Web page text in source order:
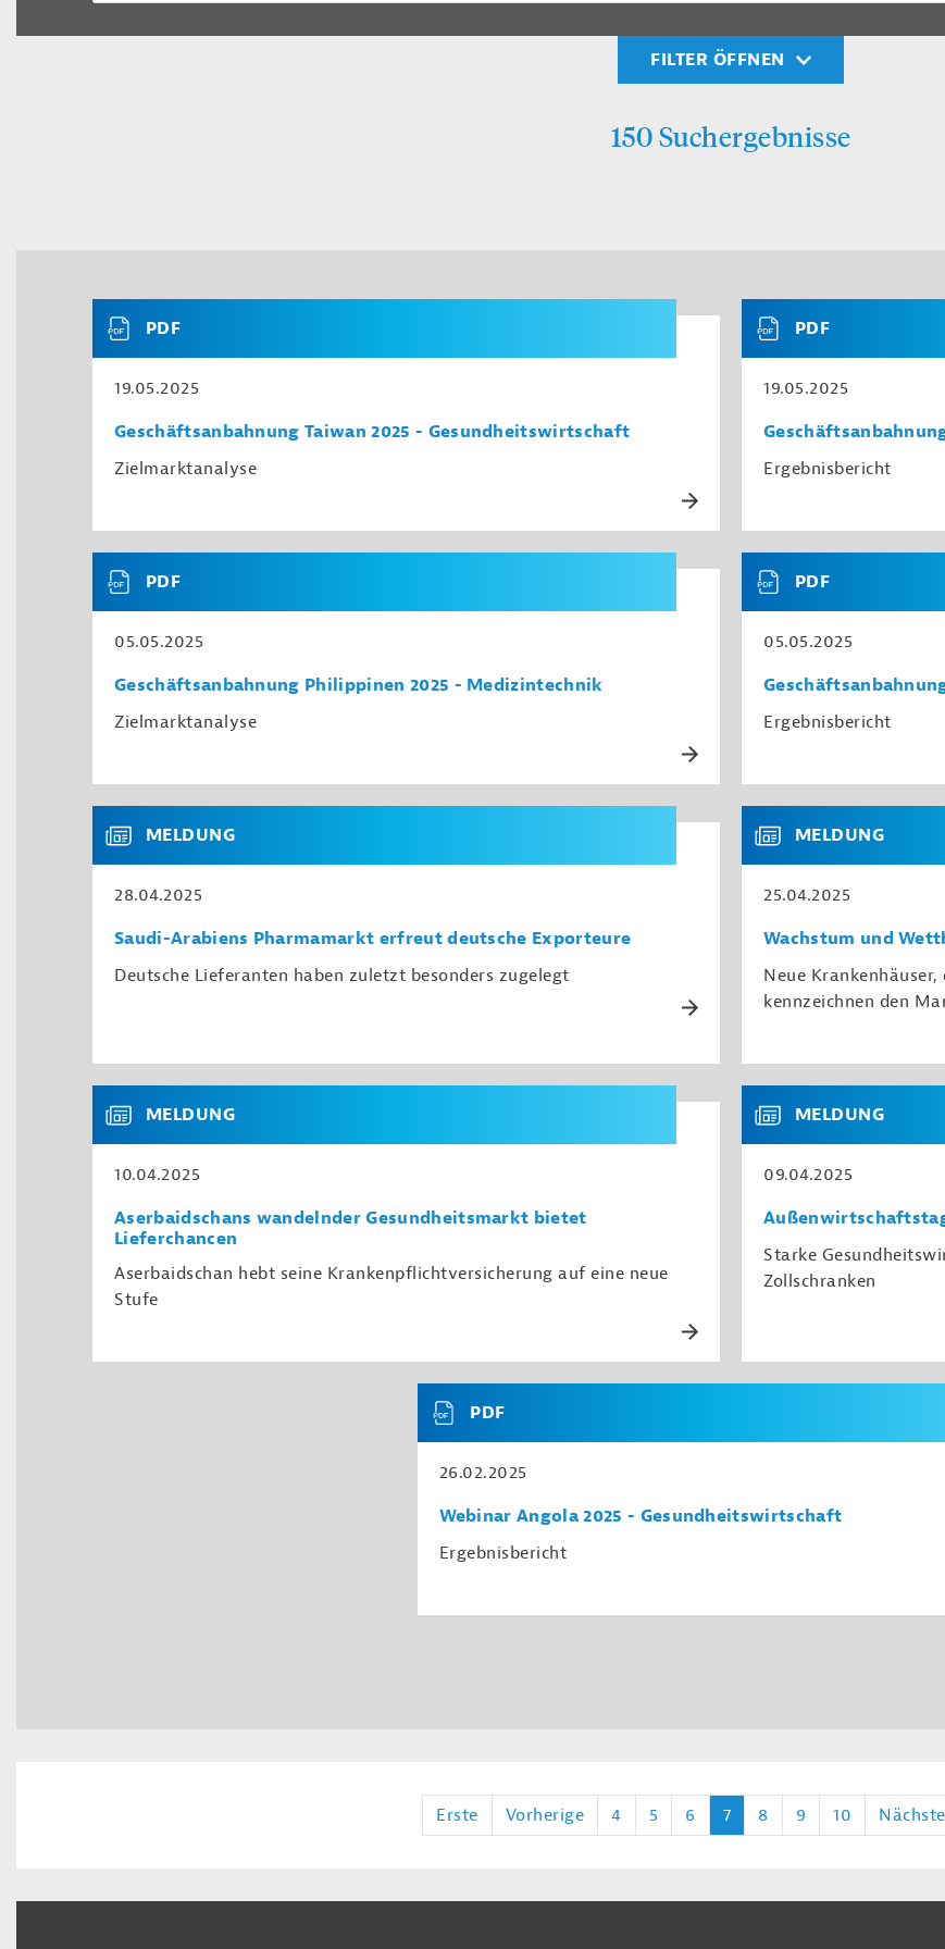
FILTER ÖFFNEN
150 Suchergebnisse
PDF
19.05.2025
Geschäftsanbahnung Taiwan 2025 - Gesundheitswirtschaft
Zielmarktanalyse
PDF
19.05.2025
Ergebnisbericht
PDF
05.05.2025
Geschäftsanbahnung Philippinen 2025 - Medizintechnik
Zielmarktanalyse
PDF
05.05.2025
Ergebnisbericht
MELDUNG
28.04.2025
Saudi-Arabiens Pharmamarkt erfreut deutsche Exporteure
Deutsche Lieferanten haben zuletzt besonders zugelegt
MELDUNG
25.04.2025
Wachstum und
Neue
kennzeichnen den
MELDUNG
10.04.2025
Aserbaidschans wandelnder Gesundheitsmarkt bietet
Lieferchancen
Aserbaidschan hebt seine Krankenpflichtversicherung auf eine neue
Stufe
MELDUNG
09.04.2025
Starke
Zollschranken
PDF
26.02.2025
Webinar Angola 2025 - Gesundheitswirtschaft
Ergebnisbericht
Erste Vorherige 4 5 6 7 8 9 10 Nächste